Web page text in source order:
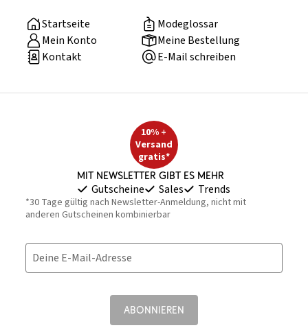
Startseite
Modeglossar
Mein Konto
Meine Bestellung
Kontakt
E-Mail schreiben
10% +
Versand
gratis*
Mit Newsletter gibt es mehr
Gutscheine Sales Trends
*30 Tage gültig nach Newsletter-Anmeldung, nicht mit
anderen Gutscheinen kombinierbar
Deine E-Mail-Adresse
ABONNIEREN